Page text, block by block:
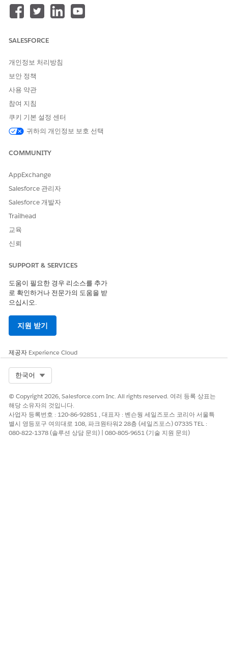
필요한 사용자 권한
표준 에이전트 작업에 대한
작업 세부 사항
API 이름
참조 작업 유형
이 작업은 하나 이상의 프롬프
트 템플릿을 실행합니까?
SALESFORCE
개인정보 처리방침
보안 정책
사용 약관
참여 지침
쿠키 기본 설정 센터
귀하의 개인정보 보호 선택
COMMUNITY
AppExchange
Salesforce 관리자
Salesforce 개발자
Trailhead
교육
신뢰
SUPPORT & SERVICES
도움이 필요한 경우 리소스를 추가
로 확인하거나 전문가의 도움을 받
으십시오.
지원 받기
제공자 Experience Cloud
한국어
© Copyright 2026, Salesforce.com Inc. All rights reserved. 여러 등록 상표는
해당 소유자의 것입니다.
사업자 등록번호 : 120-86-92851 , 대표자 : 벤슨웡 세일즈포스 코리아 서울특
별시 영등포구 여의대로 108, 파크원타워2 28층 (세일즈포스) 07335 TEL :
080-822-1378 (솔루션 상담 문의) | 080-805-9651 (기술 지원 문의)